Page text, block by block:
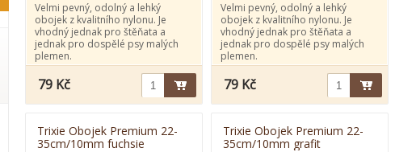
Velmi pevný, odolný a lehký
obojek z kvalitního nylonu. Je
vhodný jednak pro štěňata a
jednak pro dospělé psy malých
plemen.
79 Kč
Velmi pevný, odolný a lehký
obojek z kvalitního nylonu. Je
vhodný jednak pro štěňata a
jednak pro dospělé psy malých
plemen.
79 Kč
Trixie Obojek Premium 22-
35cm/10mm fuchsie
Trixie Obojek Premium 22-
35cm/10mm grafit